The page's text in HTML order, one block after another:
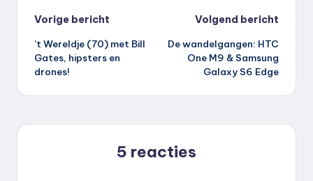
Bericht
navigatie
Vorige bericht
’t Wereldje (70) met Bill
Gates, hipsters en
drones!
Volgend bericht
De wandelgangen: HTC
One M9 & Samsung
Galaxy S6 Edge
5 reacties